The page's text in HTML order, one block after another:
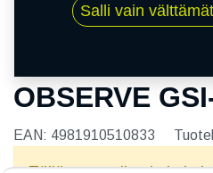
OBSERVE
EAN: 4981910510833
Salli vain